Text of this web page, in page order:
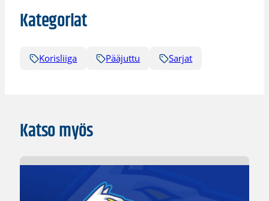
Kategoriat
Korisliiga Pääjuttu Sarjat
Katso myös